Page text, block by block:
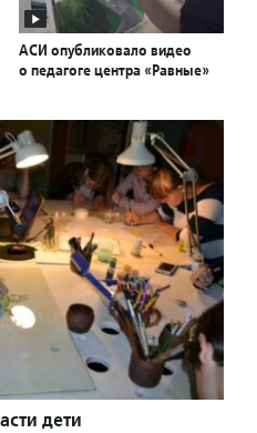
АСИ опубликовало видео
о педагоге центра «Равные»
дети